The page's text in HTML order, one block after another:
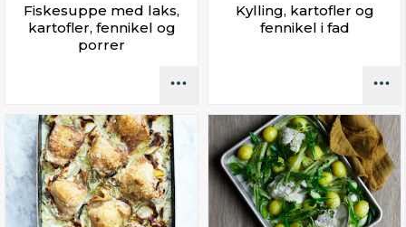
Fiskesuppe med laks,
kartofler, fennikel og
porrer
Kylling, kartofler og
fennikel i fad